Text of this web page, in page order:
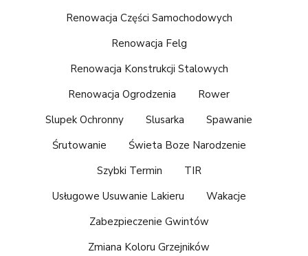
Renowacja Części Samochodowych
Renowacja Felg
Renowacja Konstrukcji Stalowych
Renowacja Ogrodzenia
Rower
Slupek Ochronny
Slusarka
Spawanie
Śrutowanie
Świeta Boze Narodzenie
Szybki Termin
TIR
Usługowe Usuwanie Lakieru
Wakacje
Zabezpieczenie Gwintów
Zmiana Koloru Grzejników